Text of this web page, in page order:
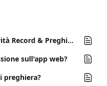
Domande frequenti sulle attività Record & Preghiere
sull'app web?
preghiera?